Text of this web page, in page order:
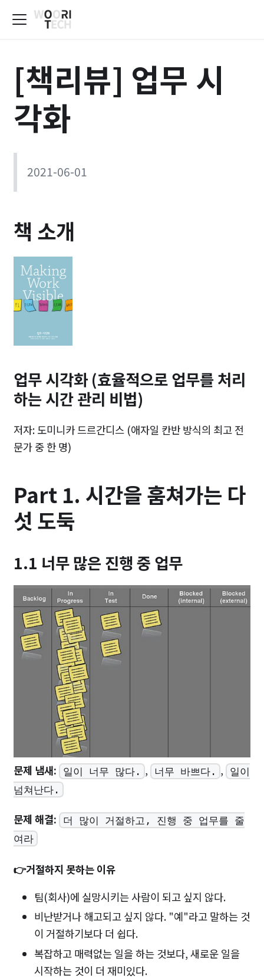
[책리뷰] 업무 시
각화
2021-06-01
책 소개
업무 시각화 (효율적으로 업무를 처리
하는 시간 관리 비법)
저자: 도미니카 드르간디스 (애자일 칸반 방식의 최고 전
문가 중 한 명)
Part 1. 시간을 훔쳐가는 다
섯 도둑
1.1 너무 많은 진행 중 업무
문제 냄새: 일이 너무 많다. , 너무 바쁘다. ,
일이
넘쳐난다.
문제 해결:
더 많이 거절하고, 진행 중 업무를 줄
여라
👉거절하지 못하는 이유
팀(회사)에 실망시키는 사람이 되고 싶지 않다.
비난받거나 해고되고 싶지 않다. "예"라고 말하는 것
이 거절하기보다 더 쉽다.
복잡하고 매력없는 일을 하는 것보다, 새로운 일을
시작하는 것이 더 재미있다.